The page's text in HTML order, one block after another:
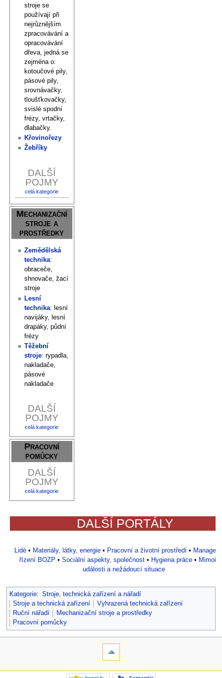
stroje se
používají při
nejrůznějším
zpracovávání a
opracovávání
dřeva, jedná se
zejména o:
kotoučové pily,
pásové pily,
srovnávačky,
tloušťkovačky,
svislé spodní
frézy, vrtačky,
dlabačky.
Křovinořezy
Žebříky
DALŠÍ
POJMY
celá kategorie
Mechanizační
stroje a
prostředky
Zemědělská
technika:
obraceče,
shnovače, žací
stroje
Lesní
technika: lesní
navijáky, lesní
drapáky, půdní
frézy
Těžební
stroje: rypadla,
nakladače,
pásové
nakladače
DALŠÍ
POJMY
celá kategorie
Pracovní
pomůcky
DALŠÍ
POJMY
celá kategorie
DALŠÍ PORTÁLY
Lidé• Materiály, látky, energie• Pracovní a životní prostředí•
řízení BOZP •Sociální aspekty, společnost • Hygiena práce •
události a nežádoucí situace
Kategorie: Stroje, technická zařízení a nářadí
Stroje a technická zařízení
Vyhrazená technická zařízení
Ruční nářadí
Mechanizační stroje a prostředky
Pracovní pomůcky